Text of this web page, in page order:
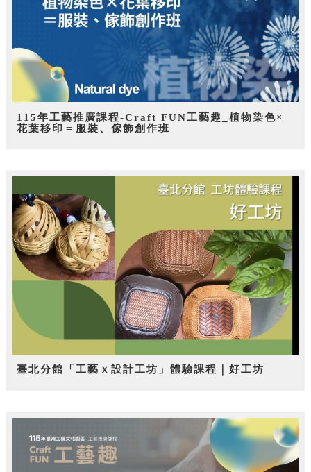
115年工藝推廣課程-Craft FUN工藝趣_植物染色×
花葉移印＝服裝、傢飾創作班
臺北分館「工藝ｘ設計工坊」體驗課程｜好工坊